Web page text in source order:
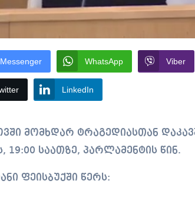
Messenger WhatsApp Viber
LinkedIn
19:00 საათზე, პარლამენტის წინ.
ფეისბუქში წერს: